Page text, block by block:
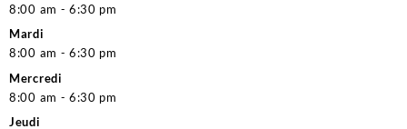
8:00 am - 6:30 pm
Mardi
8:00 am - 6:30 pm
Mercredi
8:00 am - 6:30 pm
Jeudi